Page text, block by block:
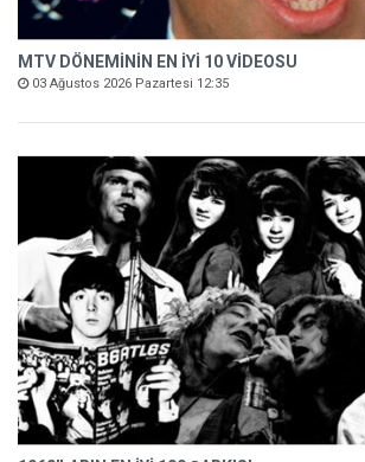
MTV DÖNEMİNİN EN İYİ 10 VİDEOSU
03 Ağustos 2026 Pazartesi 12:35